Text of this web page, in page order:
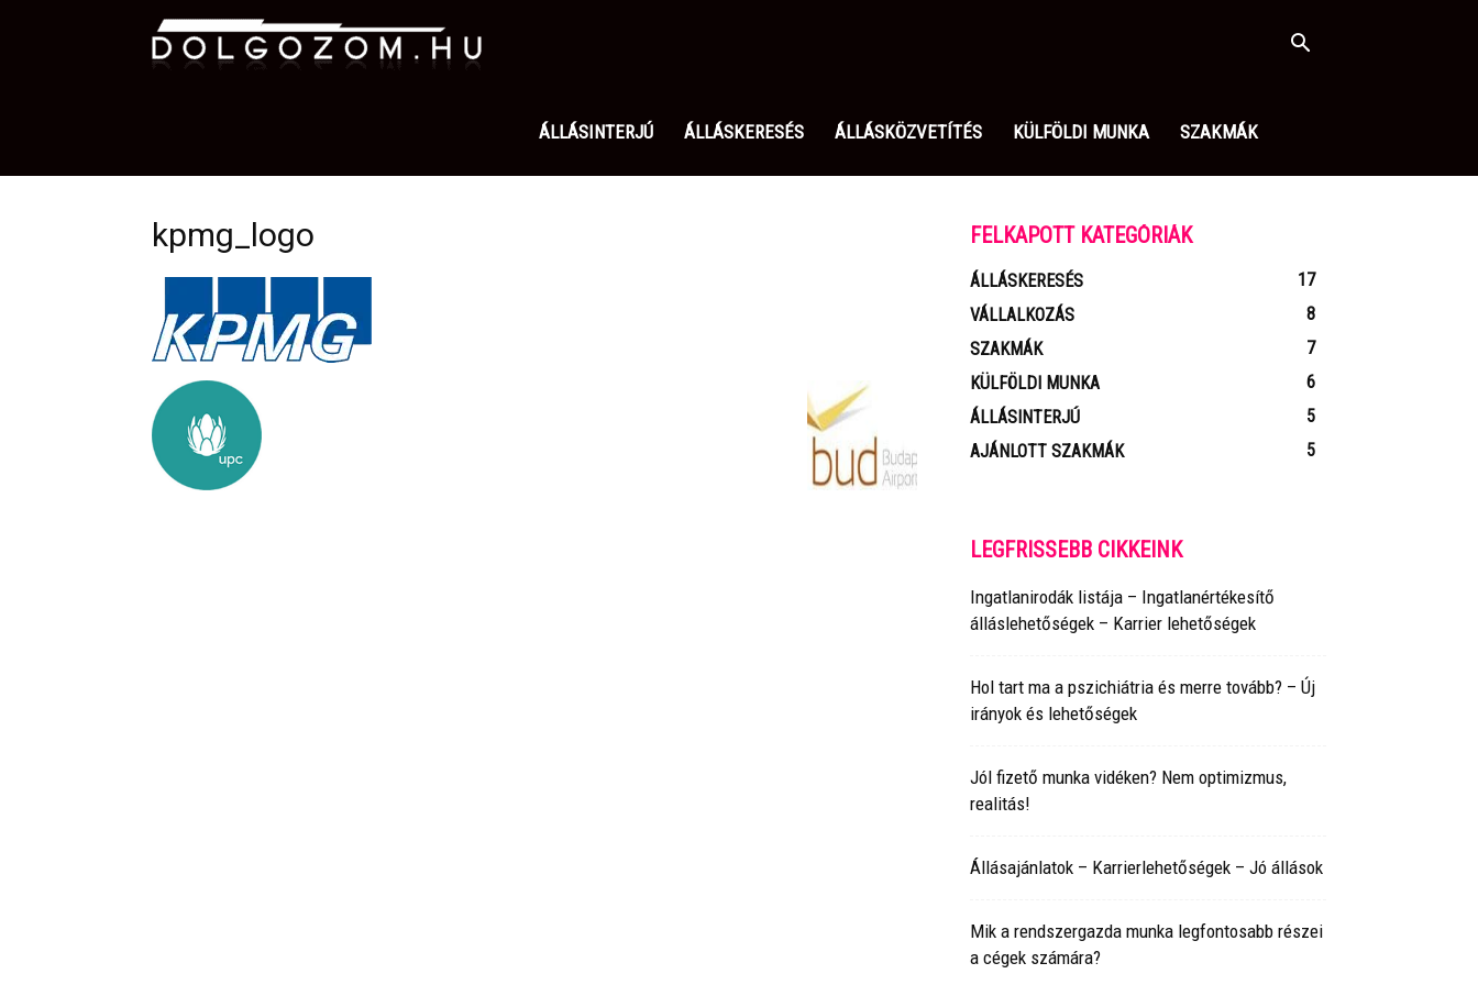
Dolgozom.hu
ÁLLÁSINTERJÚ ÁLLÁSKERESÉS ÁLLÁSKÖZVETÍTÉS KÜLFÖLDI MUNKA SZAKMÁK
kpmg_logo FELKAPOTT KATEGÓRIÁK
ÁLLÁSKERESÉS
17
VÁLLALKOZÁS
8
SZAKMÁK
7
KÜLFÖLDI MUNKA
6
ÁLLÁSINTERJÚ
5
AJÁNLOTT SZAKMÁK
5
LEGFRISSEBB CIKKEINK
Ingatlanirodák listája – Ingatlanértékesítő
álláslehetőségek – Karrier lehetőségek
Hol tart ma a pszichiátria és merre tovább? – Új
irányok és lehetőségek
Jól fizető munka vidéken? Nem optimizmus,
realitás!
Állásajánlatok – Karrierlehetőségek – Jó állások
Mik a rendszergazda munka legfontosabb részei
a cégek számára?